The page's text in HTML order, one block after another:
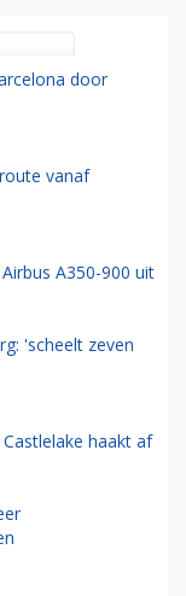
door
vanaf
A350-900 uit
'scheelt zeven
haakt af